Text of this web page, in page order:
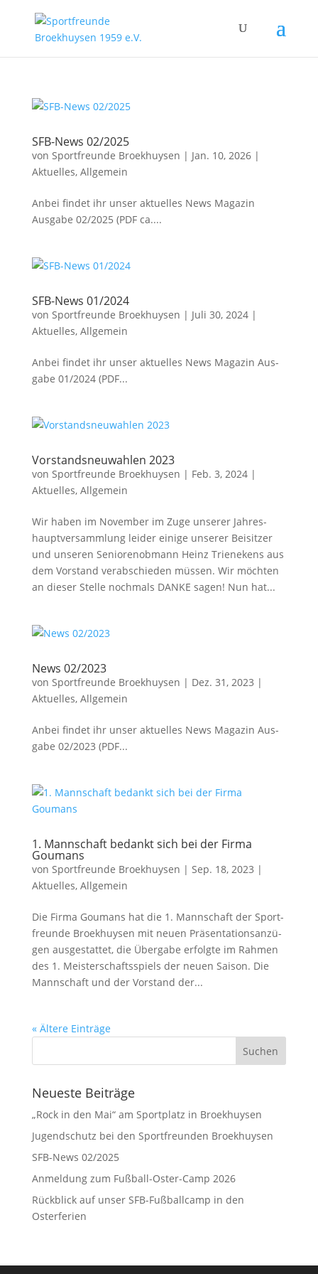
SFB-News 02/2025
von Sportfreunde Broekhuysen | Jan. 10, 2026|
Aktuelles, Allgemein
Anbei findet ihr unser aktuelles News Magazin
Ausgabe 02/2025 (PDF ca....
SFB-News 01/2024
von Sportfreunde Broekhuysen | Juli 30, 2024|
Aktuelles, Allgemein
Anbei fin­det ihr unser aktu­el­les News Maga­zin Aus­
ga­be 01/2024 (PDF...
Vorstandsneuwahlen 2023
von Sportfreunde Broekhuysen | Feb. 3, 2024|
Aktuelles, Allgemein
Wir haben im Novem­ber im Zuge unse­rer Jah­res­
haupt­ver­samm­lung lei­der eini­ge unse­rer Bei­sit­zer
und unse­ren Senio­ren­ob­mann Heinz Trie­nekens aus
dem Vor­stand ver­ab­schie­den müs­sen. Wir möch­ten
an die­ser Stel­le noch­mals DAN­KE sagen! Nun hat...
News 02/2023
von Sportfreunde Broekhuysen | Dez. 31, 2023 |
Aktuelles, Allgemein
Anbei fin­det ihr unser aktu­el­les News Maga­zin Aus­
ga­be 02/2023 (PDF...
1. Mannschaft bedankt sich bei der Firma
Goumans
von Sportfreunde Broekhuysen | Sep. 18, 2023 |
Aktuelles, Allgemein
Die Fir­ma Gou­mans hat die 1. Mann­schaft der Sport­
freun­de Broek­huy­sen mit neu­en Prä­sen­ta­ti­ons­an­zü­
gen aus­ge­stat­tet, die Über­ga­be erfolg­te im Rah­men
des 1. Meis­ter­schafts­spiels der neu­en Saison. Die
Mann­schaft und der Vor­stand der...
« Ältere Einträge
Neueste Beiträge
„Rock in den Mai“ am Sportplatz in Broekhuysen
Jugendschutz bei den Sportfreunden Broekhuysen
SFB-News 02/2025
Anmeldung zum Fußball-Oster-Camp 2026
Rückblick auf unser SFB-Fußballcamp in den
Osterferien